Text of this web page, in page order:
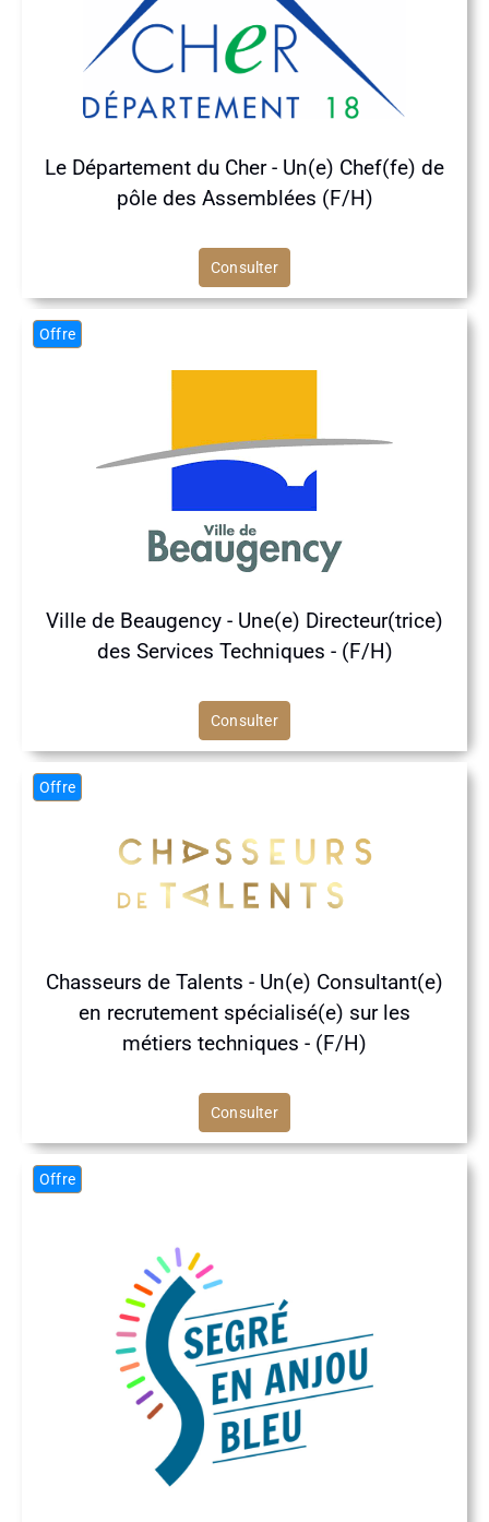
Le Département du Cher - Un(e) Chef(fe) de
pôle des Assemblées (F/H)
Consulter
Offre
Ville de Beaugency - Une(e) Directeur(trice)
des Services Techniques - (F/H)
Consulter
Offre
Chasseurs de Talents - Un(e) Consultant(e)
en recrutement spécialisé(e) sur les
métiers techniques - (F/H)
Consulter
Offre